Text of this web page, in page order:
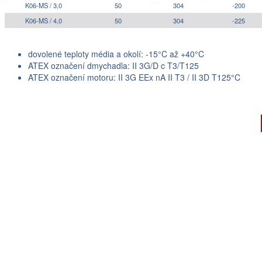
K06-MS / 3,0
50 304
-200
K06-MS / 4,0
50 304 -225
dovolené teploty média a okolí: -15°C až +40°C
ATEX označení dmychadla: II 3G/D c T3/T125
ATEX označení motoru: II 3G EEx nA II T3 / II 3D T125°C